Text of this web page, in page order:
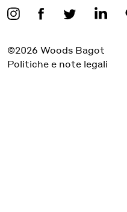
©2026 Woods Bagot
Politiche e note legali